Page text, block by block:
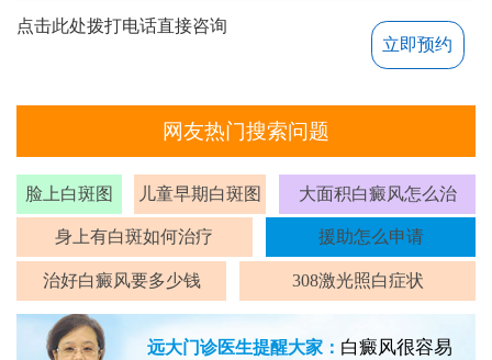
点击此处拨打电话直接咨询
立即预约
网友热门搜索问题
脸上白斑图 儿童早期白斑图 大面积白癜风怎么治
身上有白斑如何治疗 援助怎么申请
治好白癜风要多少钱 308激光照白症状
远大门诊医生提醒大家： 白癜风很容易